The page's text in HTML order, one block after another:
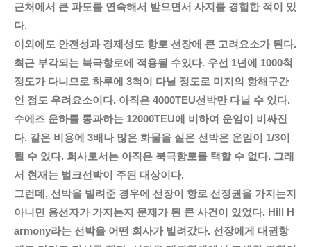
근처에서 큰 파도를 연속해서 받으면서 사지를 경험한 적이 있
다.
이외에도 안전성과 경제성도 항로 선장에 큰 고려요소가 된다.
최근 부각되는 북극항로에 적용될 수있다. 우선 1년에 1000척
정도가 다니므로 하루에 3척이 다닐 정도로 미지의 항해구간
인 점도 우려요소이다. 아직은 4000TEU선박만 다닐 수 있다.
수에즈 운하를 통과하는 12000TEU에 비하여 운임이 비싸진
다. 같은 비용에 3배나 많은 화물을 실은 선박은 운임이 1/3이
될 수 있다. 회사로서는 아직은 북극항로를 택할 수 없다. 그래
서 현재는 벌크선박이 주된 대상이다.
그런데, 선박을 빌려준 경우에 선장이 항로 선정권을 가지는지
아니면 용선자가 가지는지 문제가 된 큰 사건이 있었다. Hill H
armony라는 선박을 어떤 회사가 빌려갔다. 선장에게 대권항